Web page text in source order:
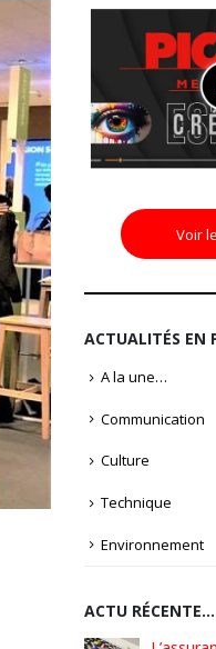
Voir
ACTUALITÉS EN
A la une…
Communication
Culture
Technique
Environnement
ACTU RÉCENTE…